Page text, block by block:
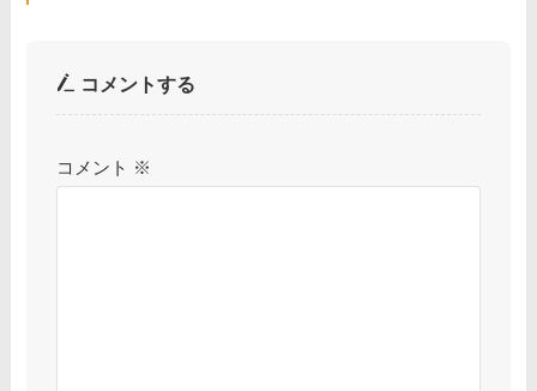
コメントする
コメント ※